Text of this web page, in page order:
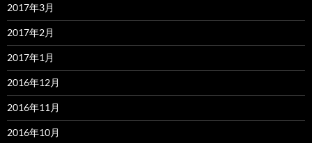
2017年3月
2017年2月
2017年1月
2016年12月
2016年11月
2016年10月